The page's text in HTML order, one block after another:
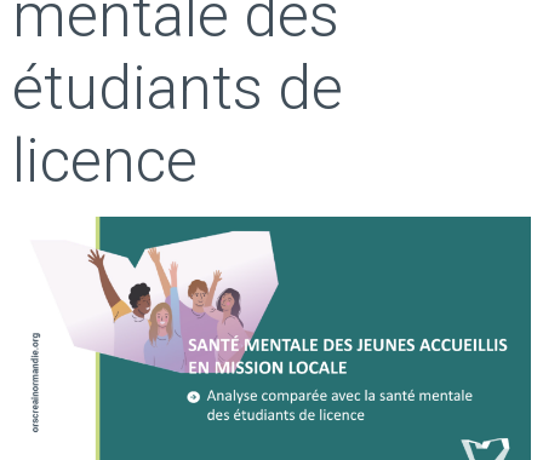
mentale des
étudiants de
licence